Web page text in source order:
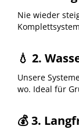
Nie wieder
💧 2.
Unsere
wo. Ideal für
💰3.